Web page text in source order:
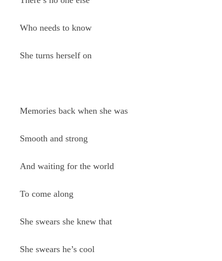
Who needs to know
She turns herself on
Memories back when she was
Smooth and strong
And waiting for the world
To come along
She swears she knew that
She swears he’s cool